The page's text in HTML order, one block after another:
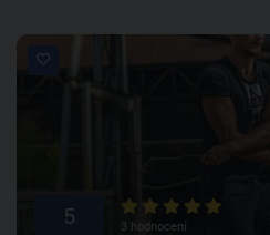
5 3 hodnocení